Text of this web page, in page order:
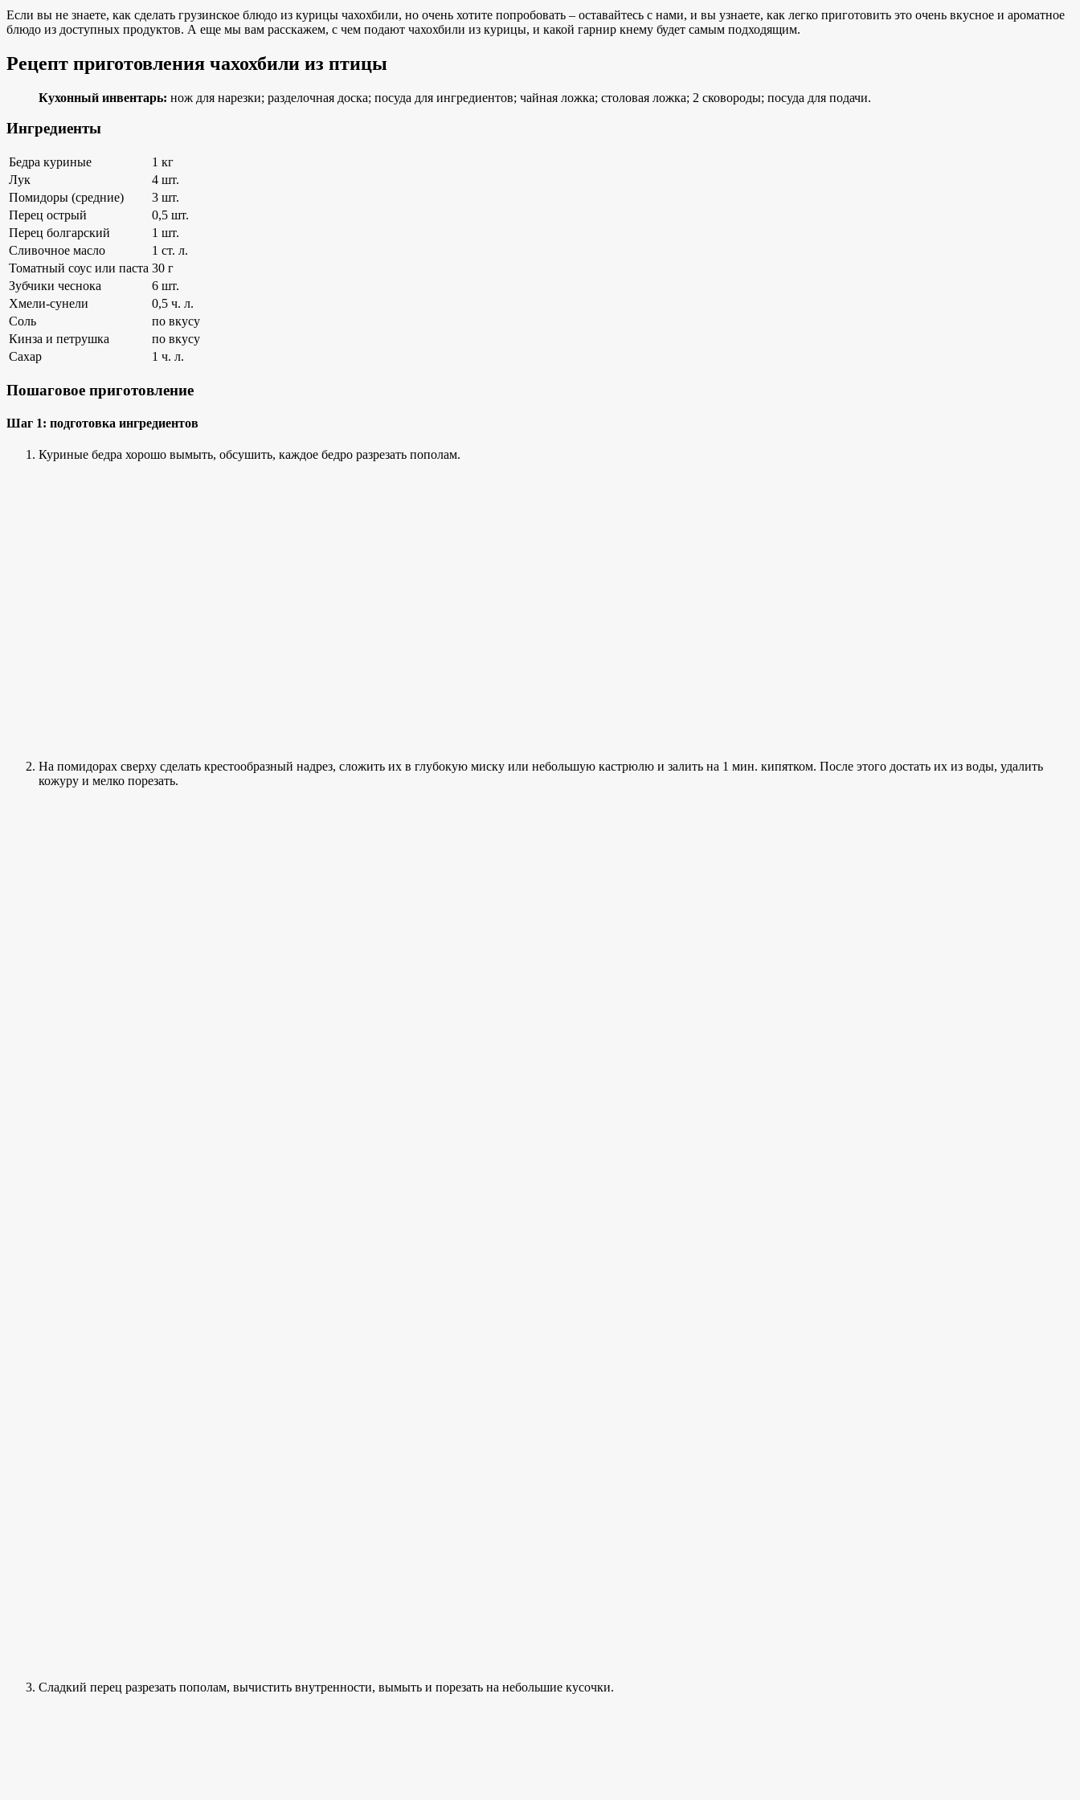
Если вы не знаете, как сделать грузинское блюдо из курицы чахохбили, но очень хотите попробовать – оставайтесь с нами, и вы узнаете, как легко приготовить это очень вкусное и ароматное
блюдо из доступных продуктов. А еще мы вам расскажем, с чем подают чахохбили из курицы, и какой гарнир кнему будет самым подходящим.
Рецепт приготовления чахохбили из птицы
Кухонный инвентарь: нож для нарезки; разделочная доска; посуда для ингредиентов; чайная ложка; столовая ложка; 2 сковороды; посуда для подачи.
Ингредиенты
Бедра куриные
1 кг
Лук
4 шт.
Помидоры (средние)
3 шт.
Перец острый
0,5 шт.
Перец болгарский
1 шт.
Сливочное масло
1 ст. л.
Томатный соус или паста 30 г
Зубчики чеснока
6 шт.
Хмели-сунели
0,5 ч. л.
Соль
по вкусу
Кинза и петрушка
по вкусу
Сахар
1 ч. л.
Пошаговое приготовление
Шаг 1: подготовка ингредиентов
Куриные бедра хорошо вымыть, обсушить, каждое бедро разрезать пополам.
На помидорах сверху сделать крестообразный надрез, сложить их в глубокую миску или небольшую кастрюлю и залить на 1 мин. кипятком. После этого достать их из воды, удалить
кожуру и мелко порезать.
Сладкий перец разрезать пополам, вычистить внутренности, вымыть и порезать на небольшие кусочки.